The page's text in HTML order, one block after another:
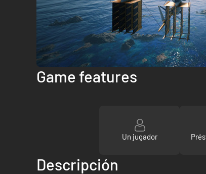
Game features
Un jugador
Descripción